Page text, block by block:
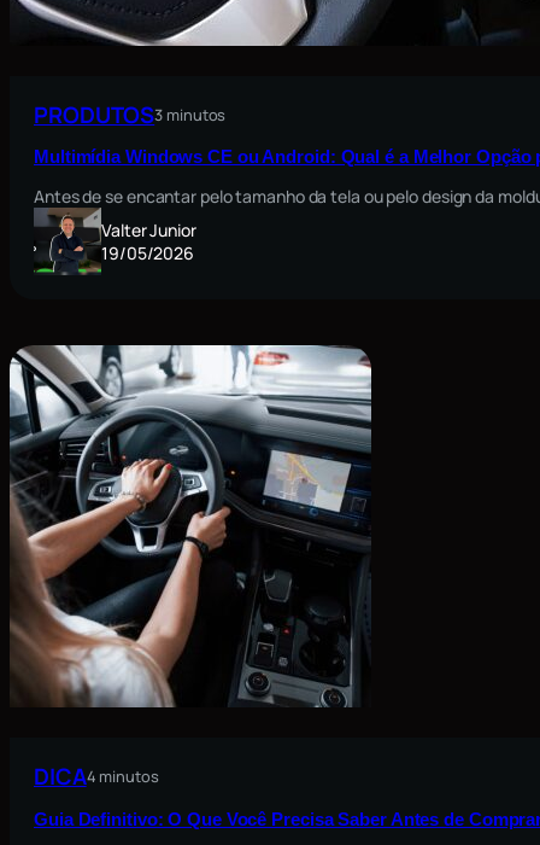
PRODUTOS3 minutos
Multimídia Windows CE ou Android: Qual é a Melhor Opção
Antes de se encantar pelo tamanho da tela ou pelo design da
Valter Junior
19/05/2026
DICA4 minutos
Guia Definitivo: O Que Você Precisa Saber Antes de